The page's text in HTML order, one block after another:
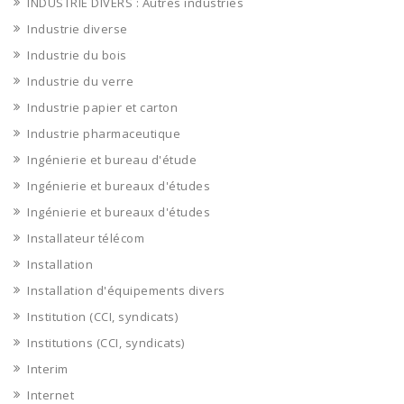
Industrie diverse
Industrie du bois
Industrie du verre
Industrie papier et carton
Industrie pharmaceutique
Ingénierie et bureau d'étude
Ingénierie et bureaux d'études
Ingénierie et bureaux d'études
Installateur télécom
Installation
Installation d'équipements divers
Institution (CCI, syndicats)
Institutions (CCI, syndicats)
Interim
Internet